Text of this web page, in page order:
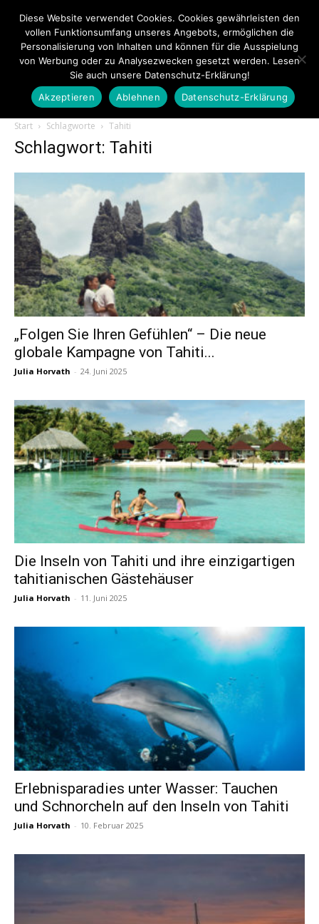
Touristiknews.de
Touristiknews
und
Reiseempfehlungen.
Start Schlagworte Tahiti
Schlagwort: Tahiti
„Folgen Sie Ihren Gefühlen“ – Die neue
globale Kampagne von Tahiti...
Julia Horvath - 24. Juni 2025
Die Inseln von Tahiti und ihre einzigartigen
tahitianischen Gästehäuser
Julia Horvath - 11. Juni 2025
Erlebnisparadies unter Wasser: Tauchen
und Schnorcheln auf den Inseln von Tahiti
Julia Horvath - 10. Februar 2025
Diese Website verwendet Cookies. Cookies gewährleisten den
vollen Funktionsumfang unseres Angebots, ermöglichen die
Personalisierung von Inhalten und können für die Ausspielung
von Werbung oder zu Analysezwecken gesetzt werden. Lesen
Sie auch unsere Datenschutz-Erklärung!
Akzeptieren
Ablehnen Datenschutz-Erklärung